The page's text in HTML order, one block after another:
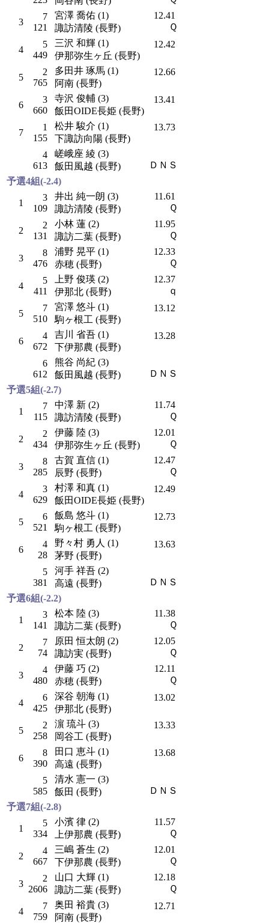
3
7
121
宮澤 喬佑 (1)
諏訪清陵 (長野)
12.41
Ｑ
4
5
449
三沢 和輝 (1)
伊那弥生ヶ丘 (長野)
12.42
5
2
765
多田井 琢馬 (1)
阿南 (長野)
12.66
6
3
660
寺沢 俊輔 (3)
飯田OIDE長姫 (長野)
13.41
7
1
155
松井 駿介 (1)
下諏訪向陽 (長野)
13.73
4
613
嵯峨座 綾 (3)
飯田風越 (長野)
ＤＮＳ
予選4組(-2.4)
1
3
109
井出 純一朗 (3)
諏訪清陵 (長野)
11.61
Ｑ
2
2
131
小林 蓮 (2)
諏訪二葉 (長野)
11.95
Ｑ
3
8
476
浦野 晃平 (1)
赤穂 (長野)
12.33
Ｑ
4
5
411
上野 俊瑛 (2)
伊那北 (長野)
12.37
ｑ
5
7
510
宮澤 悠斗 (1)
駒ヶ根工 (長野)
13.12
6
4
672
吉川 省吾 (1)
下伊那農 (長野)
13.28
6
612
熊谷 尚紀 (3)
飯田風越 (長野)
ＤＮＳ
予選5組(-2.7)
1
7
115
中澤 新 (2)
諏訪清陵 (長野)
11.74
Ｑ
2
2
434
伊藤 陸 (3)
伊那弥生ヶ丘 (長野)
12.01
Ｑ
3
8
285
古賀 直信 (1)
辰野 (長野)
12.47
Ｑ
4
3
629
村澤 和真 (1)
飯田OIDE長姫 (長野)
12.49
5
6
521
飯島 悠斗 (1)
駒ヶ根工 (長野)
12.73
6
4
28
野々村 勇人 (1)
茅野 (長野)
13.63
5
381
河手 祥吾 (2)
高遠 (長野)
ＤＮＳ
予選6組(-2.2)
1
3
141
松本 陸 (3)
諏訪二葉 (長野)
11.38
Ｑ
2
7
74
原田 恒太朗 (2)
諏訪実 (長野)
12.05
Ｑ
3
4
480
伊藤 巧 (2)
赤穂 (長野)
12.11
Ｑ
4
6
425
深谷 朝海 (1)
伊那北 (長野)
13.02
5
2
258
濵 琉斗 (3)
岡谷工 (長野)
13.33
6
8
390
田口 恵斗 (1)
高遠 (長野)
13.68
5
585
清水 憲一 (3)
飯田 (長野)
ＤＮＳ
予選7組(-2.8)
1
5
334
小濱 律 (2)
上伊那農 (長野)
11.57
Ｑ
2
4
667
三嶋 蒼生 (2)
下伊那農 (長野)
12.01
Ｑ
3
2
2606
山口 大輝 (1)
諏訪二葉 (長野)
12.18
Ｑ
4
7
759
奥田 裕貴 (3)
阿南 (長野)
12.71